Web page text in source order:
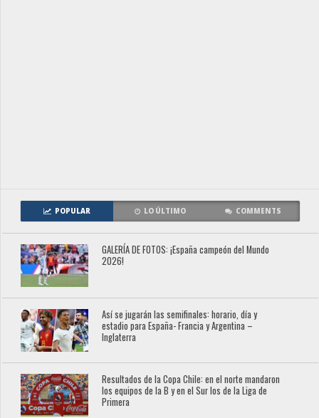
POPULAR LO ÚLTIMO COMMENTS
GALERÍA DE FOTOS: ¡España campeón del Mundo
2026!
Así se jugarán las semifinales: horario, día y
estadio para España- Francia y Argentina –
Inglaterra
Resultados de la Copa Chile: en el norte mandaron
los equipos de la B y en el Sur los de la Liga de
Primera